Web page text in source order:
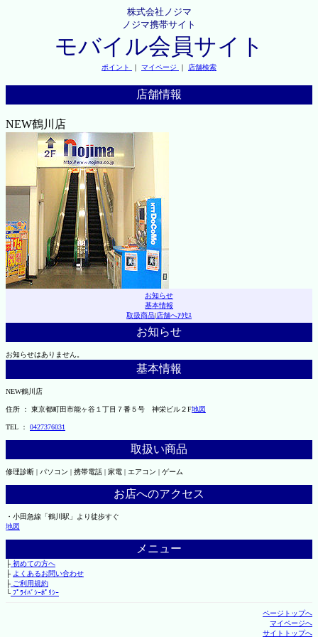
株式会社ノジマ
ノジマ携帯サイト
モバイル会員サイト
ポイント ｜ マイページ ｜ 店舗検索
店舗情報
NEW鶴川店
お知らせ
基本情報
取扱商品|店舗へｱｸｾｽ
お知らせ
お知らせはありません。
基本情報
NEW鶴川店
住所 ： 東京都町田市能ヶ谷１丁目７番５号 神栄ビル２F地図
TEL ： 0427376031
取扱い商品
修理診断 | パソコン | 携帯電話 | 家電 | エアコン | ゲーム
お店へのアクセス
・小田急線「鶴川駅」より徒歩すぐ
地図
メニュー
├初めての方へ
├ よくあるお問い合わせ
├ご利用規約
└ﾌﾟﾗｲﾊﾞｼｰﾎﾟﾘｼｰ
ページトップへ
マイページへ
サイトトップへ